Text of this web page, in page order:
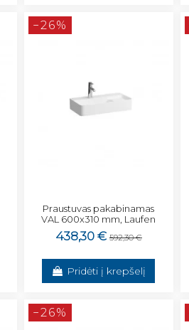
−26%
Praustuvas pakabinamas
VAL 600x310 mm, Laufen
438,30 € 592,30 €
Pridėti į krepšelį
−26%